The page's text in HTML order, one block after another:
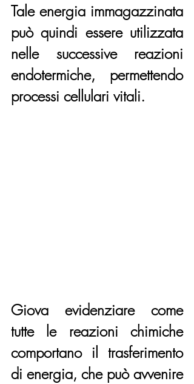
Tale energia immagazzinata
può quindi essere utilizzata
nelle successive reazioni
endotermiche, permettendo
processi cellulari vitali.
Giova evidenziare come
tutte le reazioni chimiche
comportano il trasferimento
di energia, che può avvenire